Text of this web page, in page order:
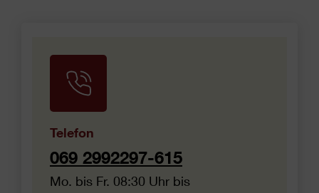
Telefon
069 2992297-615
Mo. bis Fr. 08:30 Uhr bis